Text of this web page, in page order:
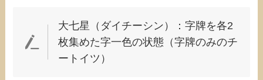
大七星（ダイチーシン）：字牌を各2
枚集めた字一色の状態（字牌のみのチ
ートイツ）